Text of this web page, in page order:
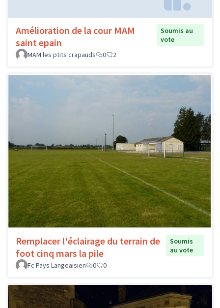
Amélioration de la cour MAM
saint epain
Soumis au
vote
MAM les ptits crapauds
0 2
Remplacer l'éclairage du terrain de
foot cinq mars la pile
Soumis
au vote
Fc Pays Langeaisien
0 0